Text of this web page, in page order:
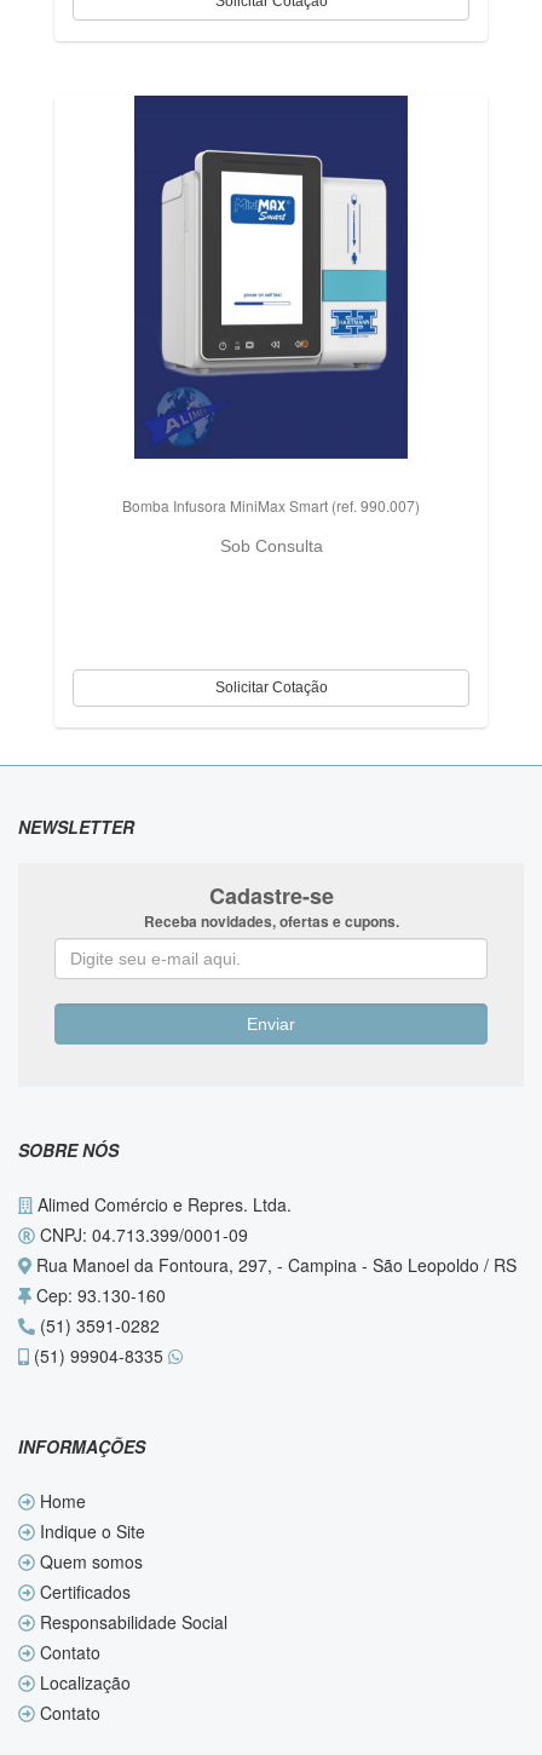
Bomba Infusora MiniMax Smart (ref. 990.007)
Sob Consulta
NEWSLETTER
Cadastre-se
Receba novidades, ofertas e cupons.
SOBRE NÓS
Alimed Comércio e Repres. Ltda.
CNPJ: 04.713.399/0001-09
Rua Manoel da Fontoura, 297, - Campina - São Leopoldo / RS
Cep: 93.130-160
(51) 3591-0282
(51) 99904-8335
INFORMAÇÕES
Home
Indique o Site
Quem somos
Certificados
Responsabilidade Social
Contato
Localização
Contato